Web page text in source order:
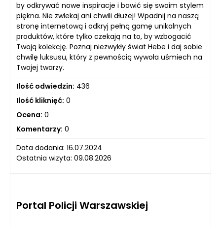
by odkrywać nowe inspiracje i bawić się swoim stylem
piękna. Nie zwlekaj ani chwili dłużej! Wpadnij na naszą
stronę internetową i odkryj pełną gamę unikalnych
produktów, które tylko czekają na to, by wzbogacić
Twoją kolekcję. Poznaj niezwykły świat Hebe i daj sobie
chwilę luksusu, który z pewnością wywoła uśmiech na
Twojej twarzy.
Ilość odwiedzin: 436
Ilość kliknięć: 0
Ocena: 0
Komentarzy: 0
Data dodania: 16.07.2024
Ostatnia wizyta: 09.08.2026
Portal Policji Warszawskiej